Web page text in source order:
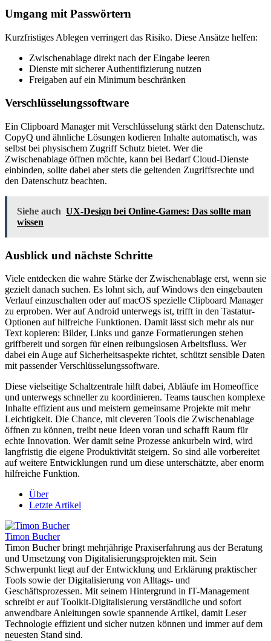
Umgang mit Passwörtern
Kurzfristiges Ablegen verringert das Risiko. Diese Ansätze helfen:
Zwischenablage direkt nach der Eingabe leeren
Dienste mit sicherer Authentifizierung nutzen
Freigaben auf ein Minimum beschränken
Verschlüsselungssoftware
Ein Clipboard Manager mit Verschlüsselung stärkt den Datenschutz.
CopyQ und ähnliche Lösungen kodieren Inhalte automatisch, was
selbst bei physischem Zugriff Schutz bietet. Wer die
Zwischenablage öffnen möchte, kann bei Bedarf Cloud-Dienste
einbinden, sollte dabei aber stets die geltenden Zugriffsrechte und
den Datenschutz beachten.
Siehe auch UX-Design bei Online-Games: Das sollte man
wissen
Ausblick und nächste Schritte
Viele entdecken die wahre Stärke der Zwischenablage erst, wenn sie
gezielt danach suchen. Es lohnt sich, auf Windows den eingebauten
Verlauf einzuschalten oder auf macOS spezielle Clipboard Manager
zu erproben. Wer auf Android unterwegs ist, trifft in den Tastatur-
Optionen auf hilfreiche Funktionen. Damit lässt sich mehr als nur
Text kopieren: Bilder, Links und ganze Formatierungen stehen
griffbereit und sorgen für einen reibungslosen Arbeitsfluss. Wer
dabei ein Auge auf Sicherheitsaspekte richtet, schützt sensible Daten
mit passender Verschlüsselungssoftware.
Diese vielseitige Schaltzentrale hilft dabei, Abläufe im Homeoffice
und unterwegs schneller zu koordinieren. Teams tauschen komplexe
Inhalte effizient aus und meistern gemeinsame Projekte mit mehr
Leichtigkeit. Die Chance, mit cleveren Tools die Zwischenablage
öffnen zu können, treibt neue Ideen voran und schafft Raum für
echte Innovation. Wer damit seine Prozesse ankurbeln wird, wird
langfristig die eigene Produktivität steigern. So sind alle vorbereitet
auf weitere Entwicklungen rund um diese unterschätzte, aber enorm
hilfreiche Funktion.
Über
Letzte Artikel
Timon Bucher
Timon Bucher bringt mehrjährige Praxiserfahrung aus der Beratung
und Umsetzung von Digitalisierungsprojekten mit. Sein
Schwerpunkt liegt auf der Entwicklung und Erklärung praktischer
Tools sowie der Digitalisierung von Alltags- und
Geschäftsprozessen. Mit seinem Hintergrund in IT-Management
schreibt er auf Toolkit-Digitalisierung verständliche und sofort
anwendbare Anleitungen sowie spannende Artikel, damit Leser
Technologie effizient und sicher nutzen können und immer auf dem
neuesten Stand sind.